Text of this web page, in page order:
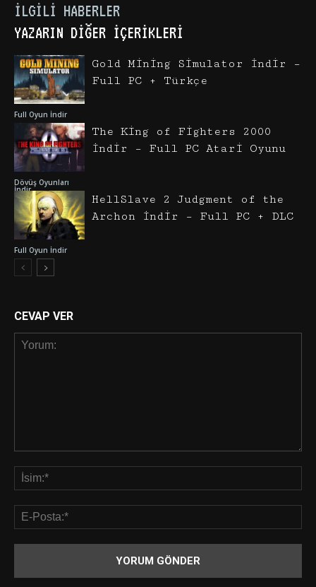
İLGILI HABERLER
YAZARIN DIĞER İÇERIKLERI
Full Oyun İndir
Gold Mining Simulator İndir –
Full PC + Türkçe
Dövüş Oyunları
İndir
The King of Fighters 2000
İndir – Full PC Atari Oyunu
Full Oyun İndir
HellSlave 2 Judgment of the
Archon İndir – Full PC + DLC
CEVAP VER